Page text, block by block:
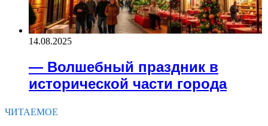
14.08.2025
— Волшебный праздник в
исторической части города
ЧИТАЕМОЕ